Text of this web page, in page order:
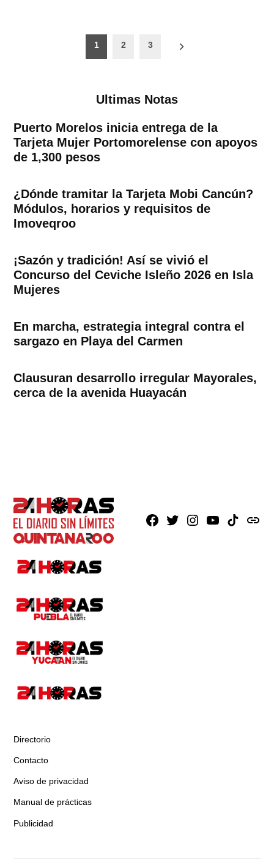
1 2 3
Ultimas Notas
Puerto Morelos inicia entrega de la
Tarjeta Mujer Portomorelense con apoyos
de 1,300 pesos
¿Dónde tramitar la Tarjeta Mobi Cancún?
Módulos, horarios y requisitos de
Imoveqroo
¡Sazón y tradición! Así se vivió el
Concurso del Ceviche Isleño 2026 en Isla
Mujeres
En marcha, estrategia integral contra el
sargazo en Playa del Carmen
Clausuran desarrollo irregular Mayorales,
cerca de la avenida Huayacán
Facebook
X Instagram
YoutubeTikTokissuu
Directorio
Contacto
Aviso de privacidad
Manual de prácticas
Publicidad